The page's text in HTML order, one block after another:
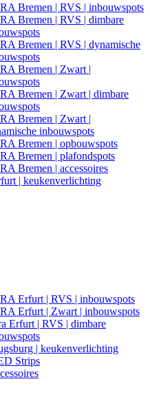
Bremen | RVS | inbouwspots
Bremen | RVS | dimbare
Bremen | RVS | dynamische
Bremen | Zwart |
Bremen | Zwart | dimbare
Bremen | Zwart |
inbouwspots
Bremen | opbouwspots
Bremen | plafondspots
Bremen | accessoires
| keukenverlichting
Erfurt | RVS | inbouwspots
Erfurt | Zwart | inbouwspots
Erfurt | RVS | dimbare
| keukenverlichting
Strips